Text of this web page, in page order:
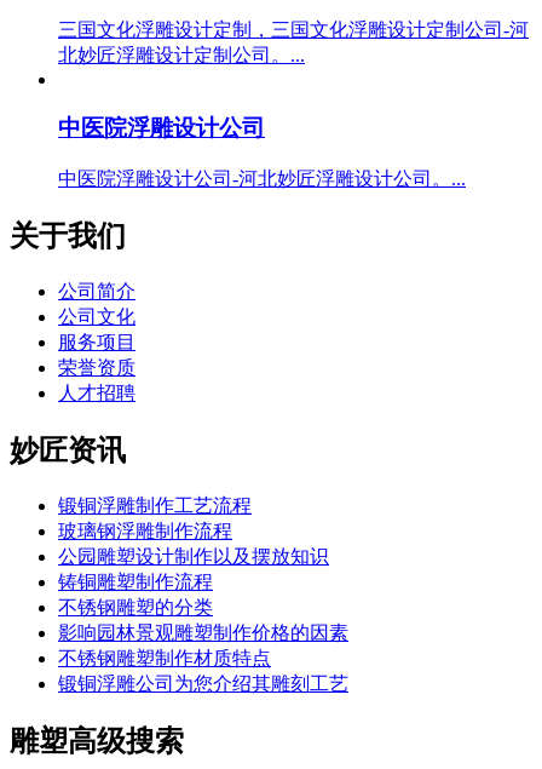
三国文化浮雕设计定制，三国文化浮雕设计定制公司-河
北妙匠浮雕设计定制公司。...
中医院浮雕设计公司
中医院浮雕设计公司-河北妙匠浮雕设计公司。...
关于我们
公司简介
公司文化
服务项目
荣誉资质
人才招聘
妙匠资讯
锻铜浮雕制作工艺流程
玻璃钢浮雕制作流程
公园雕塑设计制作以及摆放知识
铸铜雕塑制作流程
不锈钢雕塑的分类
影响园林景观雕塑制作价格的因素
不锈钢雕塑制作材质特点
锻铜浮雕公司为您介绍其雕刻工艺
雕塑高级搜索